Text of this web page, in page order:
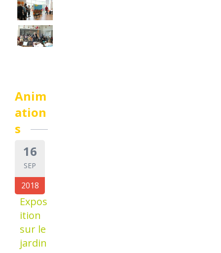
Anim
ation
s
16
SEP
2018
Expos
ition
sur le
jardin